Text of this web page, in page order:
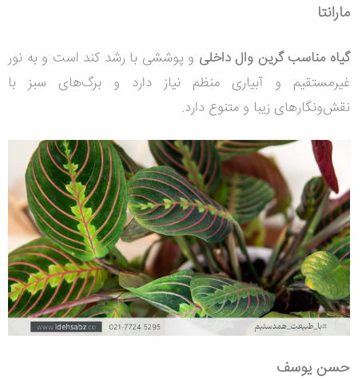
مارانتا
گیاه مناسب گرین وال داخلی و پوششی با رشد کند است و به نور
غیرمستقیم و آبیاری منظم نیاز دارد و برگ‌های سبز با
نقش‌ونگارهای زیبا و متنوع دارد.
حسن یوسف